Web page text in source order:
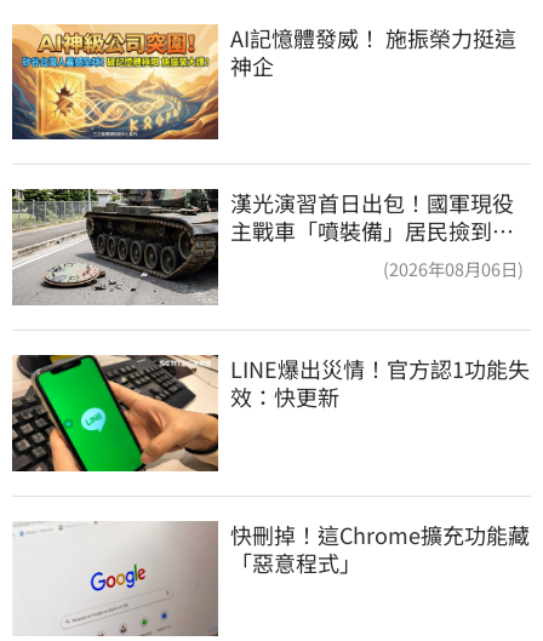
AI記憶體發威！ 施振榮力挺這
神企
漢光演習首日出包！國軍現役
主戰車「噴裝備」居民撿到零
(2026年08月06日)
LINE爆出災情！官方認1功能失
效：快更新
快刪掉！這Chrome擴充功能藏
「惡意程式」